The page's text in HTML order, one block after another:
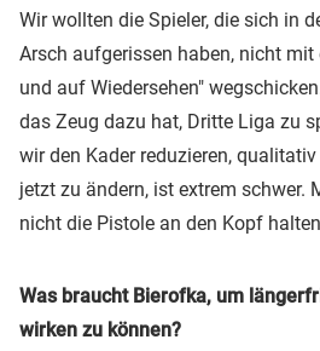
Wir wollten die Spieler, die sich in
Arsch aufgerissen haben, nicht mit
und auf Wiedersehen"
das Zeug dazu hat, Dritte Liga zu
wir den Kader reduzieren,
jetzt zu ändern, ist extrem schwer.
nicht die Pistole an den Kopf
Was braucht Bierofka, um
wirken zu können?